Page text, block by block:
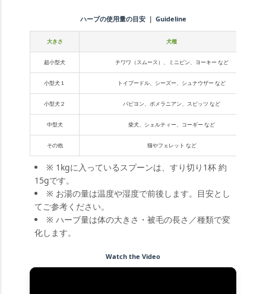
ハーブの使用量の目安 ｜ Guideline
大きさ 犬種
超小型犬 チワワ（スムース）、ミニピン、ヨーキー など
小型犬１ トイプードル、シーズー、シュナウザー など
小型犬２ パピヨン、ポメラニアン、スピッツ など
中型犬 柴犬、シェルティー、コーギー など
その他 猫やフェレット など
※ 1kgに入っているスプーンは、すり切り1杯 約
15gです。
※ お湯の量は温度や湿度で前後します。目安とし
てご参考ください。
※ ハーブ量は体の大きさ・被毛の長さ／種類で変
化します。
Watch the Video